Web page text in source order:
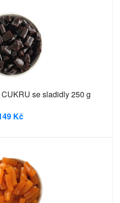
se sladidly 250 g
Kč